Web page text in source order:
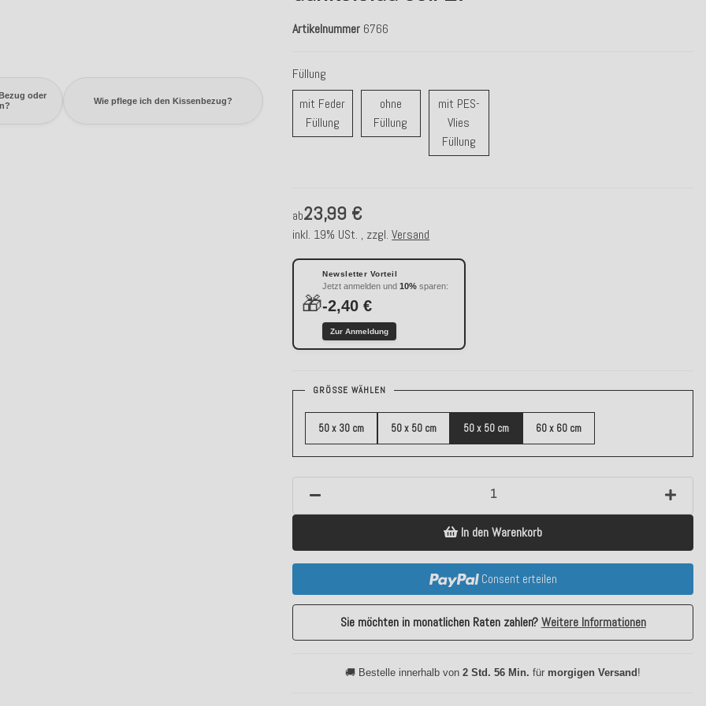
oder
Wie pflege ich den Kissenbezug?
Artikelnummer 6766
Füllung
mit Feder
Füllungmit Feder Füllung
ohne
Füllung ohne Füllung
mit PES-
Vlies
Füllungmit PES-Vlies Füllung
ab23,99 €
inkl. 19% USt. , zzgl.Versand
🎁
Newsletter Vorteil
Jetzt anmelden und10% sparen:
-2,40 €
Zur Anmeldung
GRÖSSE WÄHLEN
50 x 30 cm 50 x 50 cm 50 x 50 cm 60 x 60 cm
In den Warenkorb
Consent erteilen
Sie möchten in monatlichen Raten zahlen?Weitere Informationen
🚚 Bestelle innerhalb von2 Std. 56 Min. für morgigen Versand !